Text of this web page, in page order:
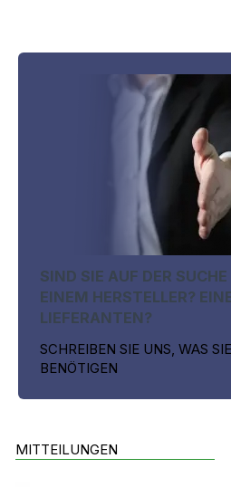
SIND SIE AUF DER
EINEM HERSTELLER?
LIEFERANTEN?
SCHREIBEN SIE UNS, WAS SIE
BENÖTIGEN
MITTEILUNGEN